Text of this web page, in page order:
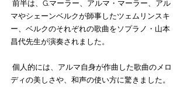
マやシェーンベルクが師事したツェムリンスキ
ー、ベルクのそれぞれの歌曲をソプラノ・山本
昌代先生が演奏されました。
ディの美しさや、和声の使い方に驚きました。